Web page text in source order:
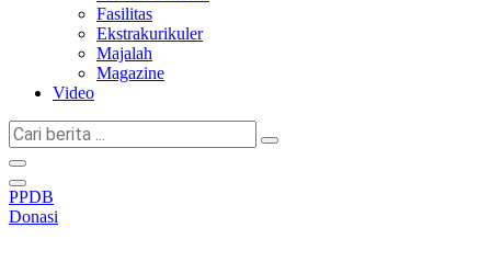
Fasilitas
Ekstrakurikuler
Majalah
Magazine
Video
Cari
berita
...
PPDB
Donasi